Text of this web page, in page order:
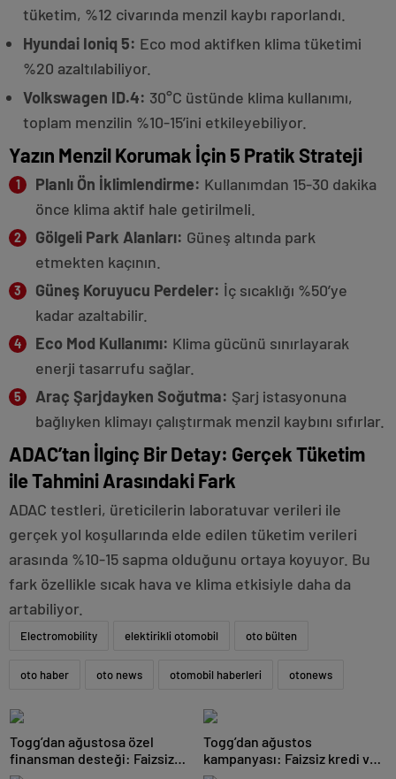
tüketim, %12 civarında menzil kaybı raporlandı.
Hyundai Ioniq 5: Eco mod aktifken klima tüketimi
%20 azaltılabiliyor.
Volkswagen ID.4: 30°C üstünde klima kullanımı,
toplam menzilin %10-15’ini etkileyebiliyor.
Yazın Menzil Korumak İçin 5 Pratik Strateji
Planlı Ön İklimlendirme: Kullanımdan 15-30 dakika
önce klima aktif hale getirilmeli.
Gölgeli Park Alanları: Güneş altında park
etmekten kaçının.
Güneş Koruyucu Perdeler: İç sıcaklığı %50’ye
kadar azaltabilir.
Eco Mod Kullanımı: Klima gücünü sınırlayarak
enerji tasarrufu sağlar.
Araç Şarjdayken Soğutma: Şarj istasyonuna
bağlıyken klimayı çalıştırmak menzil kaybını sıfırlar.
ADAC’tan İlginç Bir Detay: Gerçek Tüketim
ile Tahmini Arasındaki Fark
ADAC testleri, üreticilerin laboratuvar verileri ile
gerçek yol koşullarında elde edilen tüketim verileri
arasında %10-15 sapma olduğunu ortaya koyuyor. Bu
fark özellikle sıcak hava ve klima etkisiyle daha da
artabiliyor.
Electromobility elektirikli otomobil oto bülten
oto haber oto news otomobil haberleri otonews
Togg’dan ağustosa özel
finansman desteği: Faizsiz
kredi ve Trugo indirimi bir
Togg’dan ağustos
kampanyası: Faizsiz kredi ve
Trugo indirimi bir arada